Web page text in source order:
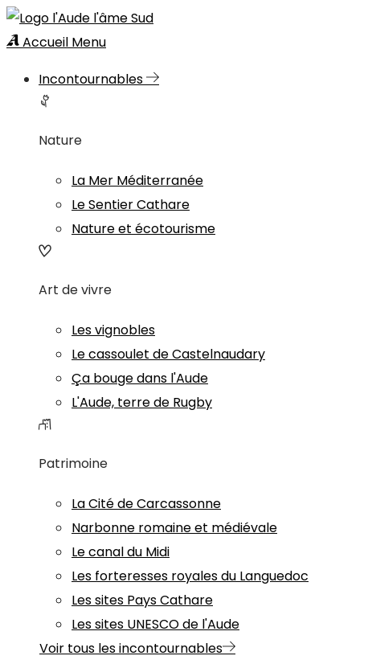
Accueil Menu
Incontournables
Nature
La Mer Méditerranée
Le Sentier Cathare
Nature et écotourisme
Art de vivre
Les vignobles
Le cassoulet de Castelnaudary
Ça bouge dans l'Aude
L'Aude, terre de Rugby
Patrimoine
La Cité de Carcassonne
Narbonne romaine et médiévale
Le canal du Midi
Les forteresses royales du Languedoc
Les sites Pays Cathare
Les sites UNESCO de l'Aude
Voir tous les incontournables